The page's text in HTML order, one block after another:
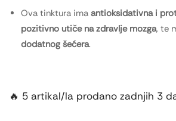
Ova tinktura ima antioksidativna i
pozitivno utiče na zdravlje mozga, te
dodatnog šećera.
🔥 5 artikal/la prodano zadnjih 3